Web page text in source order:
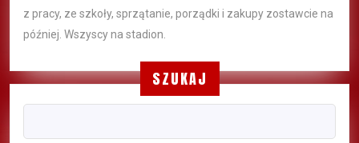
z pracy, ze szkoły, sprzątanie, porządki i zakupy zostawcie na
później. Wszyscy na stadion.
SZUKAJ